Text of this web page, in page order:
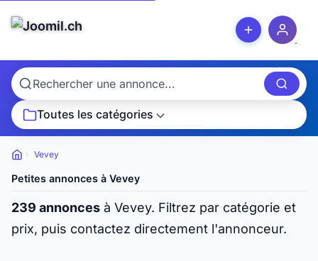
Toutes les catégories
Petites
annonces
Vevey
Petites annonces à Vevey
239 annonces à Vevey. Filtrez par catégorie et
prix, puis contactez directement l'annonceur.